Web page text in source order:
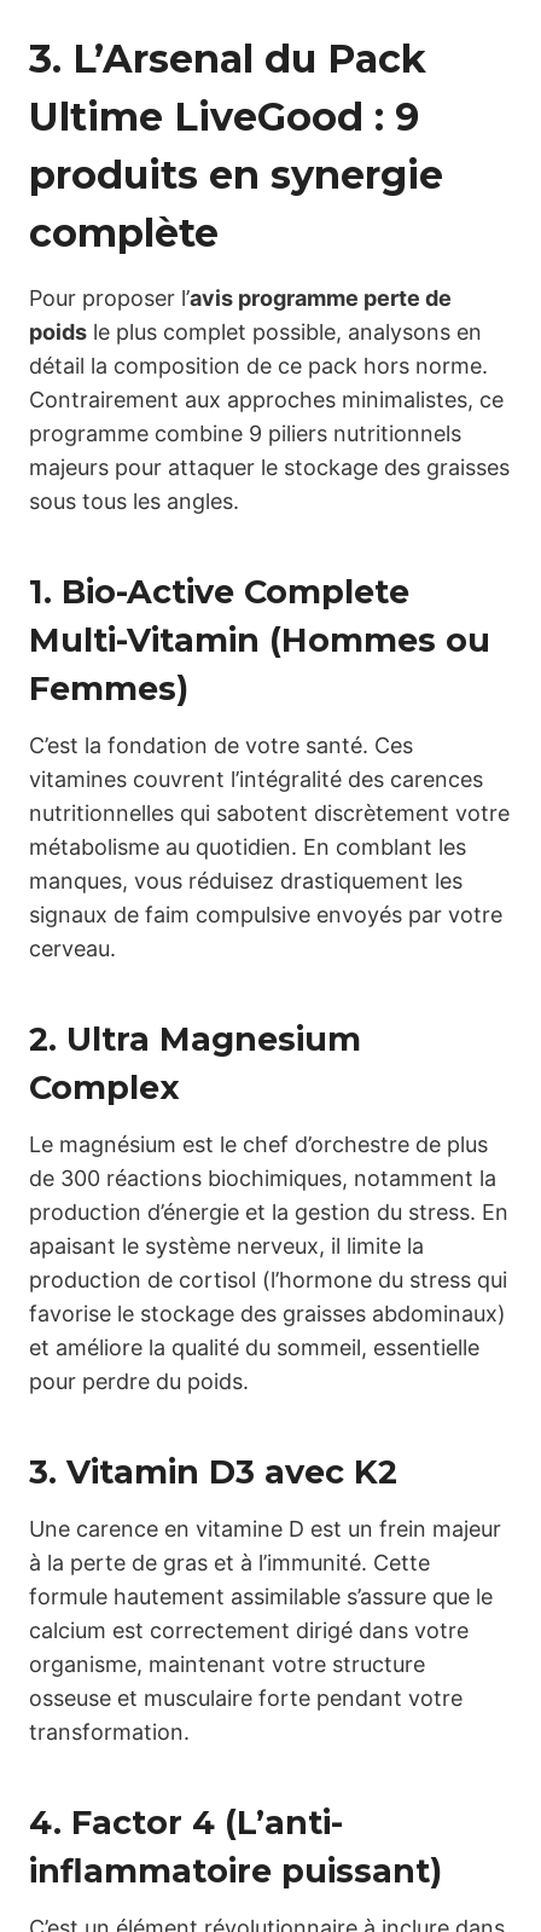
3. L’Arsenal du Pack
Ultime LiveGood : 9
produits en synergie
complète
Pour proposer l’avis programme perte de
poids le plus complet possible, analysons en
détail la composition de ce pack hors norme.
Contrairement aux approches minimalistes, ce
programme combine 9 piliers nutritionnels
majeurs pour attaquer le stockage des graisses
sous tous les angles.
1. Bio-Active Complete
Multi-Vitamin (Hommes ou
Femmes)
C’est la fondation de votre santé. Ces
vitamines couvrent l’intégralité des carences
nutritionnelles qui sabotent discrètement votre
métabolisme au quotidien. En comblant les
manques, vous réduisez drastiquement les
signaux de faim compulsive envoyés par votre
cerveau.
2. Ultra Magnesium
Complex
Le magnésium est le chef d’orchestre de plus
de 300 réactions biochimiques, notamment la
production d’énergie et la gestion du stress. En
apaisant le système nerveux, il limite la
production de cortisol (l’hormone du stress qui
favorise le stockage des graisses abdominaux)
et améliore la qualité du sommeil, essentielle
pour perdre du poids.
3. Vitamin D3 avec K2
Une carence en vitamine D est un frein majeur
à la perte de gras et à l’immunité. Cette
formule hautement assimilable s’assure que le
calcium est correctement dirigé dans votre
organisme, maintenant votre structure
osseuse et musculaire forte pendant votre
transformation.
4. Factor 4 (L’anti-
inflammatoire puissant)